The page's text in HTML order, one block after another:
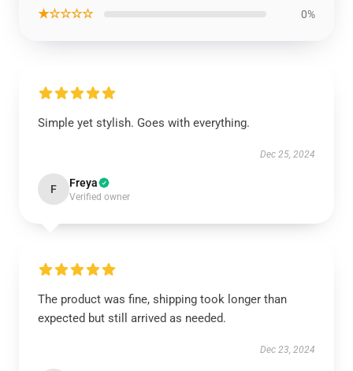
★☆☆☆☆ 0%
Simple yet stylish. Goes with everything.
Dec 25, 2024
F Freya
Verified owner
The product was fine, shipping took longer than
expected but still arrived as needed.
Dec 23, 2024